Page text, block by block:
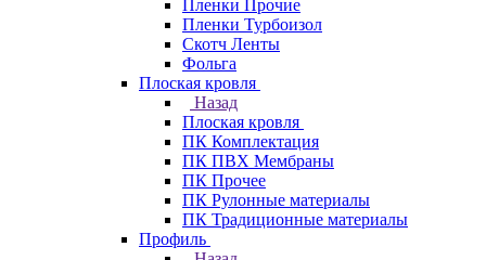
Пленки Прочие
Пленки Турбоизол
Скотч Ленты
Фольга
Плоская кровля
Назад
Плоская кровля
ПК Комплектация
ПК ПВХ Мембраны
ПК Прочее
ПК Рулонные материалы
ПК Традиционные материалы
Профиль